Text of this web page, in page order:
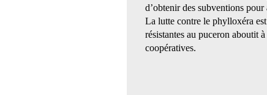
d’obtenir des subventions
La lutte contre le phylloxéra
résistantes au puceron aboutit
coopératives.